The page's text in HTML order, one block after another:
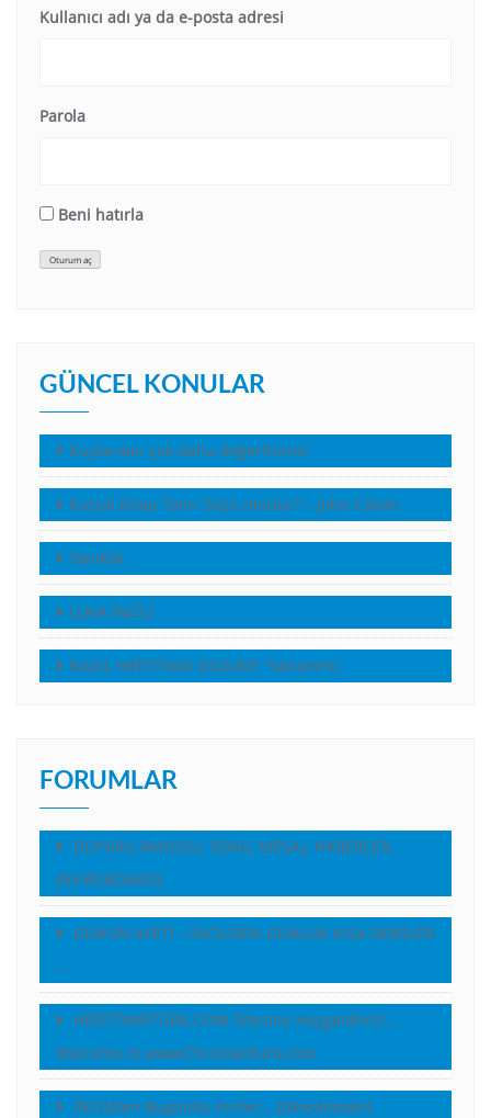
Kullanıcı adı ya da e-posta adresi
Parola
Beni hatırla
Oturum aç
GÜNCEL KONULAR
Kuşlardan çok daha değerlisiniz!
Kutsal Kitap Tanrı Sözü müdür? – John Calvin
Tanıklık
LUKA İNCİLİ
NASIL HRİSTİYAN OLDUM? *(Anonim)
FORUMLAR
DUYURU PANOSU, SORU, MESAJ, HABERLER,
(NEWSBOARD)
GÜNÜN AYETİ – İNCİL’DEN GÜNLÜK KISA DERSLER
…
HRİSTİYANTÜRK.COM Sitesine Hoşgeldiniz!…
Welcome to www.Christianturk.com
İNCİL’den Bugünkü İnciler… (Devotionals)